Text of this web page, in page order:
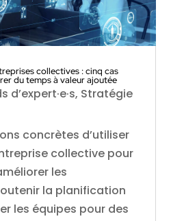
collectives : cinq cas
du temps à valeur ajoutée
d’expert·e·s, Stratégie
concrètes d’utiliser
collective pour
les
la planification
les équipes pour des